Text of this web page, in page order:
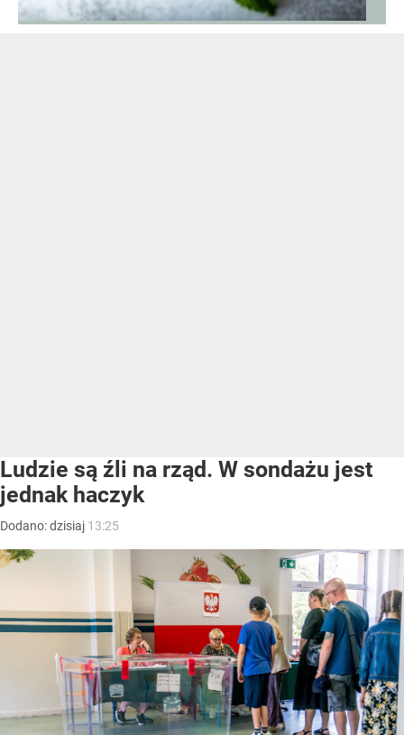
Ludzie są źli na rząd. W sondażu jest
jednak haczyk
Dodano:dzisiaj 13:25